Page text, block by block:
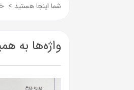
شما اینجا هستید >
واژه‌ها به